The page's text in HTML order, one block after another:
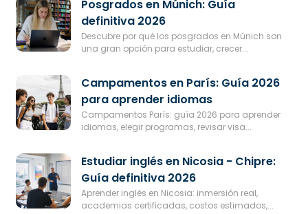
Posgrados en Múnich: Guía
definitiva 2026
Descubre por qué los posgrados en Múnich son
una gran opción para estudiar, crecer...
Campamentos en París: Guía 2026
para aprender idiomas
Campamentos París: guía 2026 para aprender
idiomas, elegir programas, revisar visa...
Estudiar inglés en Nicosia - Chipre:
Guía definitiva 2026
Aprender inglés en Nicosia: inmersión real,
academias certificadas, costos estimados,...